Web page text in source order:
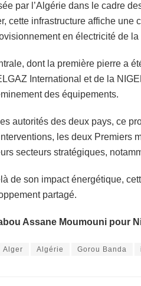
par l’Algérie dans le cadre
cette infrastructure affiche une
en électricité de
dont la première pierre a
International et de la
des équipements.
autorités des deux pays, ce
les deux Premiers
secteurs stratégiques,
de son impact énergétique,
partagé.
Assane Moumouni pour
Alger Algérie Gorou Banda